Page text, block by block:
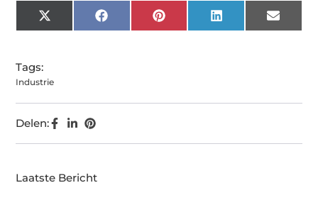
X
(Twitter)
FacebookPinterest LinkedIn Email
Tags:
Industrie
Delen:
Laatste Bericht